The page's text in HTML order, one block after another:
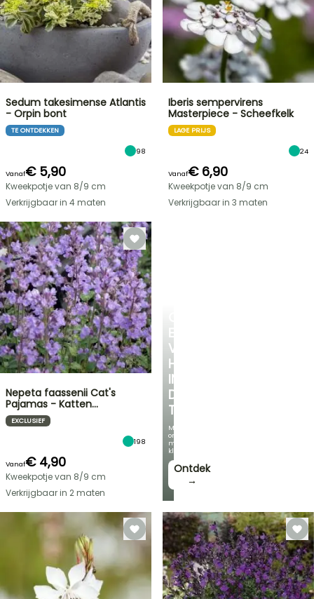
EEN
VERKOELEND
HOEKJE
IN
DE
TUIN
Met
onze
mooiste
klimplanten!
Ontdek
→
Sedum takesimense Atlantis
- Orpin bont
TE ONTDEKKEN
98
Vanaf€ 5,90
Kweekpotje van 8/9 cm
Verkrijgbaar in 4 maten
Iberis sempervirens
Masterpiece - Scheefkelk
LAGE PRIJS
24
Vanaf€ 6,90
Kweekpotje van 8/9 cm
Verkrijgbaar in 3 maten
Nepeta faassenii Cat's
Pajamas - Katten…
EXCLUSIEF
198
Vanaf€ 4,90
Kweekpotje van 8/9 cm
Verkrijgbaar in 2 maten